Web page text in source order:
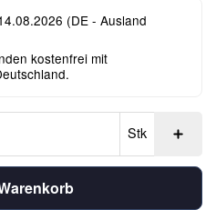
(DE - Ausland
kostenfrei mit
Stk